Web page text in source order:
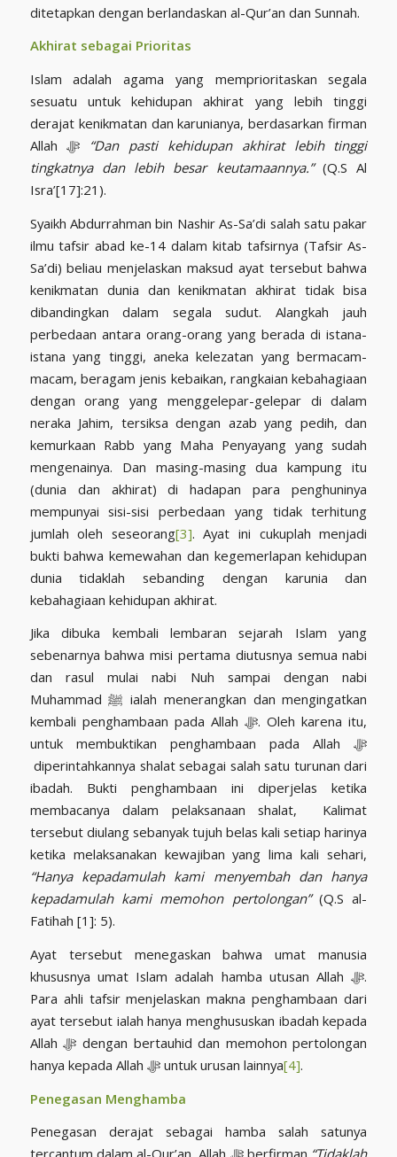
ditetapkan dengan berlandaskan al-Qur’an dan Sunnah.
Akhirat sebagai Prioritas
Islam adalah agama yang memprioritaskan segala
sesuatu untuk kehidupan akhirat yang lebih tinggi
derajat kenikmatan dan karunianya, berdasarkan firman
“Dan pasti kehidupan akhirat lebih tinggi
tingkatnya dan lebih besar keutamaannya.”(Q.S Al
Isra’[17]:21).
Syaikh Abdurrahman bin Nashir As-Sa’di salah satu pakar
ilmu tafsir abad ke-14 dalam kitab tafsirnya (Tafsir As-
Sa’di) beliau menjelaskan maksud ayat tersebut bahwa
kenikmatan dunia dan kenikmatan akhirat tidak bisa
dibandingkan dalam segala sudut. Alangkah jauh
perbedaan antara orang-orang yang berada di istana-
istana yang tinggi, aneka kelezatan yang bermacam-
macam, beragam jenis kebaikan, rangkaian kebahagiaan
dengan orang yang menggelepar-gelepar di dalam
neraka Jahim, tersiksa dengan azab yang pedih, dan
kemurkaan Rabb yang Maha Penyayang yang sudah
mengenainya. Dan masing-masing dua kampung itu
(dunia dan akhirat) di hadapan para penghuninya
mempunyai sisi-sisi perbedaan yang tidak terhitung
jumlah oleh seseorang[3]. Ayat ini cukuplah menjadi
bukti bahwa kemewahan dan kegemerlapan kehidupan
dunia tidaklah sebanding dengan karunia dan
kebahagiaan kehidupan akhirat.
Jika dibuka kembali lembaran sejarah Islam yang
sebenarnya bahwa misi pertama diutusnya semua nabi
dan rasul mulai nabi Nuh sampai dengan nabi
Muhammad ﷺ ialah menerangkan dan mengingatkan
kembali penghambaan pada Allah ﷻ. Oleh karena itu,
untuk membuktikan penghambaan pada Allah ﷻ
diperintahkannya shalat sebagai salah satu turunan dari
ibadah. Bukti penghambaan ini diperjelas ketika
membacanya dalam pelaksanaan shalat, Kalimat
tersebut diulang sebanyak tujuh belas kali setiap harinya
ketika melaksanakan kewajiban yang lima kali sehari,
“Hanya kepadamulah kami menyembah dan hanya
kepadamulah kami memohon pertolongan”(Q.S al-
Fatihah [1]: 5).
Ayat tersebut menegaskan bahwa umat manusia
khususnya umat Islam adalah hamba utusan Allah ﷻ.
Para ahli tafsir menjelaskan makna penghambaan dari
ayat tersebut ialah hanya menghususkan ibadah kepada
Allah ﷻ dengan bertauhid dan memohon pertolongan
hanya kepada Allah ﷻ untuk urusan lainnya[4].
Penegasan Menghamba
Penegasan derajat sebagai hamba salah satunya